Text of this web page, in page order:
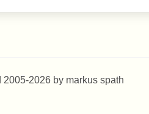
2026 by markus spath